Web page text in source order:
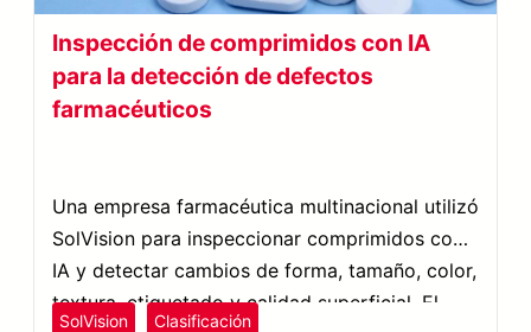
Inspección de comprimidos con IA
para la detección de defectos
farmacéuticos
Una empresa farmacéutica multinacional utilizó
SolVision para inspeccionar comprimidos con
IA y detectar cambios de forma, tamaño, color,
textura, etiquetado y calidad superficial. El
SolVision Clasificación